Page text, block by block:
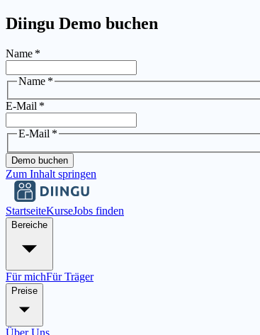
Diingu Demo buchen
Name *
Name *
E-Mail *
E-Mail *
Demo buchen
Zum Inhalt springen
StartseiteKurseJobs finden
Bereiche
Für michFür Träger
Preise
Über Uns